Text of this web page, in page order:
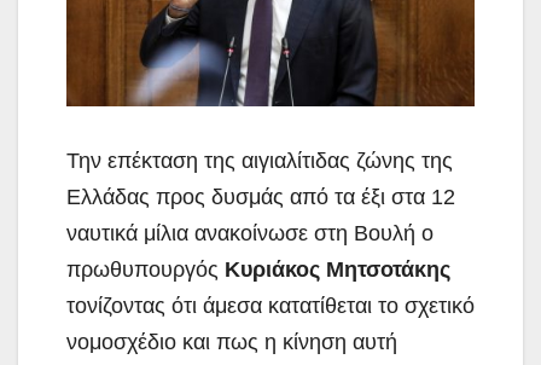
Την επέκταση της αιγιαλίτιδας ζώνης της
Ελλάδας προς δυσμάς από τα έξι στα 12
ναυτικά μίλια ανακοίνωσε στη Βουλή ο
πρωθυπουργός Κυριάκος Μητσοτάκης
τονίζοντας ότι άμεσα κατατίθεται το σχετικό
νομοσχέδιο και πως η κίνηση αυτή